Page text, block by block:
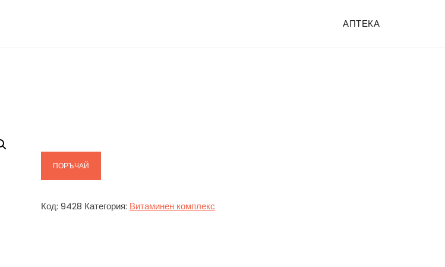
АПТЕКА
ПОРЪЧАЙ
Код: 9428 Категория: Витаминен комплекс